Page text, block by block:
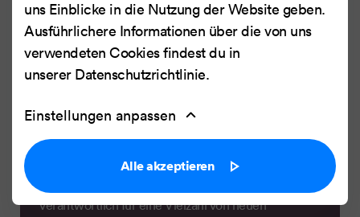
MEDIEN
ProSiebenSat.1 Digital
verantwortlich für eine Vielzahl von neuen
uns Einblicke in die Nutzung der Website geben.
Ausführlichere Informationen über die von uns
verwendeten Cookies findest du in
unserer Datenschutzrichtlinie.
Einstellungen anpassen
Alle akzeptieren